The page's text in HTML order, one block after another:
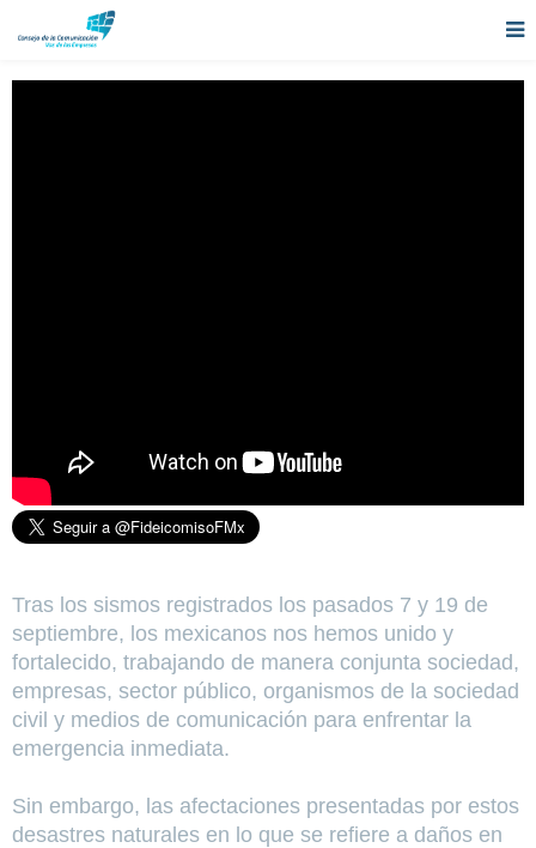
Tras los sismos registrados los pasados 7 y 19 de
septiembre, los mexicanos nos hemos unido y
fortalecido, trabajando de manera conjunta sociedad,
empresas, sector público, organismos de la sociedad
civil y medios de comunicación para enfrentar la
emergencia inmediata.
Sin embargo, las afectaciones presentadas por estos
desastres naturales en lo que se refiere a daños en